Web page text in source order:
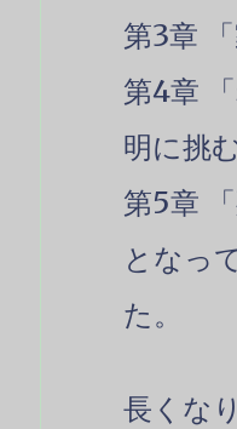
第3章
第4章
明に挑
第5章
となっ
た。
長くな